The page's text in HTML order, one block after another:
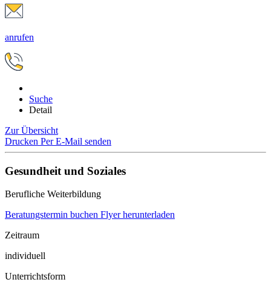
anrufen
Suche
Detail
Zur Übersicht
Drucken Per E-Mail senden
Gesundheit und Soziales
Berufliche Weiterbildung
Beratungstermin buchen Flyer herunterladen
Zeitraum
individuell
Unterrichtsform